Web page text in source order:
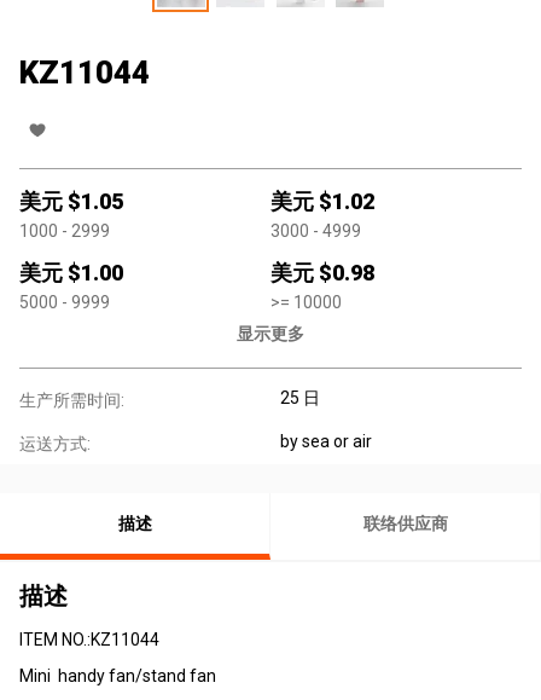
KZ11044
美元 $1.05
1000 - 2999
美元 $1.02
3000 - 4999
美元 $1.00
5000 - 9999
美元 $0.98
>= 10000
显示更多
生产所需时间: 25 日
运送方式: by sea or air
描述 联络供应商
描述
ITEM NO.:KZ11044
Mini handy fan/stand fan